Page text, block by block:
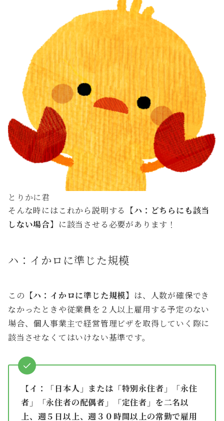
とりかに君
そんな時にはこれから説明する
【ハ：どちらにも該当
しない場合】 に該当させる必要があります！
ハ：イかロに準じた規模
この 【ハ：イかロに準じた規模】 は、人数が確保でき
なかったときや従業員を２人以上雇用する予定のない
場合、個人事業主で経営管理ビザを取得していく際に
該当させなくてはいけない基準です。
【イ：「日本人」または「特別永住者」「永住
者」「永住者の配偶者」「定住者」を二名以
上、週５日以上、週３０時間以上の常勤で雇用